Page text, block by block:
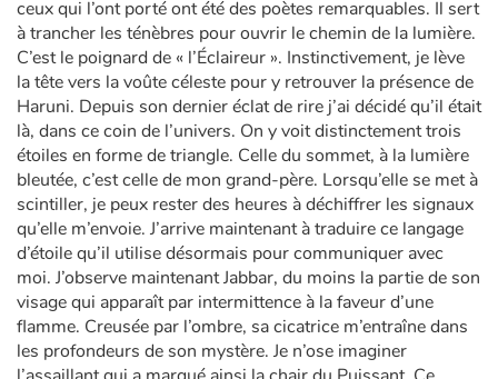
ceux qui l’ont porté ont été des poètes remarquables. Il sert
à trancher les ténèbres pour ouvrir le chemin de la lumière.
C’est le poignard de « l’Éclaireur ». Instinctivement, je lève
la tête vers la voûte céleste pour y retrouver la présence de
Haruni. Depuis son dernier éclat de rire j’ai décidé qu’il était
là, dans ce coin de l’univers. On y voit distinctement trois
étoiles en forme de triangle. Celle du sommet, à la lumière
bleutée, c’est celle de mon grand-père. Lorsqu’elle se met à
scintiller, je peux rester des heures à déchiffrer les signaux
qu’elle m’envoie. J’arrive maintenant à traduire ce langage
d’étoile qu’il utilise désormais pour communiquer avec
moi. J’observe maintenant Jabbar, du moins la partie de son
visage qui apparaît par intermittence à la faveur d’une
flamme. Creusée par l’ombre, sa cicatrice m’entraîne dans
les profondeurs de son mystère. Je n’ose imaginer